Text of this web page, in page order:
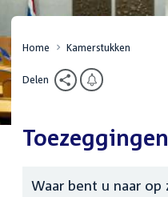
Home Kamerstukken
Delen
Toezeggingen
Zoeken